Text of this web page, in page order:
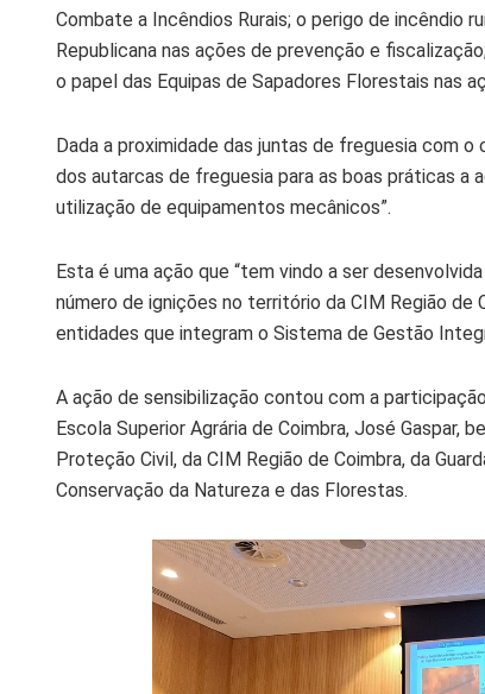
Combate a Incêndios Rurais; o perigo de incêndio
Republicana nas ações de prevenção e
o papel das Equipas de Sapadores Florestais nas
Dada a proximidade das juntas de freguesia com
dos autarcas de freguesia para as boas práticas
utilização de equipamentos mecânicos”.
Esta é uma ação que “tem vindo a ser
número de ignições no território da CIM Região de
entidades que integram o Sistema de Gestão
A ação de sensibilização contou com a
Escola Superior Agrária de Coimbra, José Gaspar,
Proteção Civil, da CIM Região de Coimbra, da
Conservação da Natureza e das Florestas.